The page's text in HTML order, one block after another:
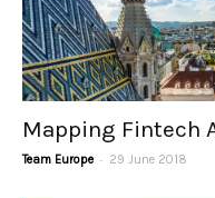
Mapping Fintech
Team Europe - 29 June 2018